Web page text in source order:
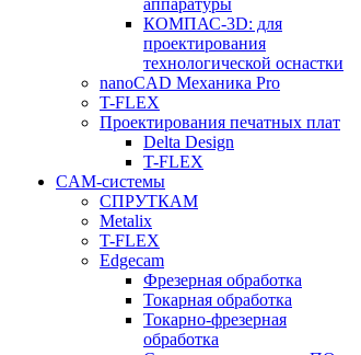
аппаратуры
КОМПАС-3D: для
проектирования
технологической оснастки
nanoCAD Механика Pro
T-FLEX
Проектирования печатных плат
Delta Design
T-FLEX
CAM-системы
СПРУТКAM
Metalix
T-FLEX
Edgecam
Фрезерная обработка
Токарная обработка
Токарно-фрезерная
обработка